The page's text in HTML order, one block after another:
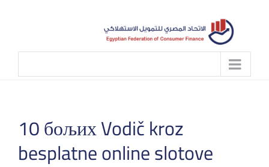
10 бољих Vodič kroz
besplatne online slotove